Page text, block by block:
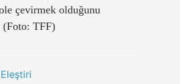
çevirmek olduğunu
(Foto: TFF)